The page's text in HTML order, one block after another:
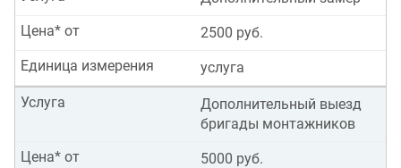
2500 руб.
Цена* от
услуга
Единица измерения
Дополнительный выезд
бригады монтажников
Услуга
5000 руб.
Цена* от